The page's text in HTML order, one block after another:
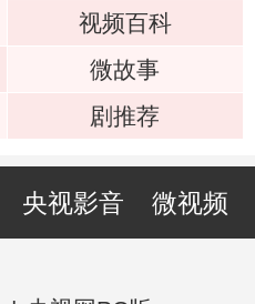
视频百科
微故事
剧推荐
央视影音 微视频